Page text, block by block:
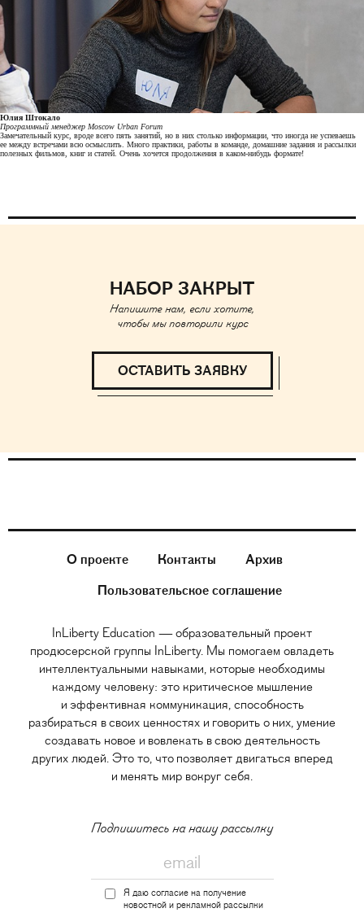
Юлия Штокало
Программный менеджер Moscow Urban Forum
Замечательный курс, вроде всего пять занятий, но в них столько информации, что иногда не успеваешь
ее между встречами всю осмыслить. Много практики, работы в команде, домашние задания и рассылки
полезных фильмов, книг и статей. Очень хочется продолжения в каком-нибудь формате!
НАБОР ЗАКРЫТ
Напишите нам, если хотите,
чтобы мы повторили курс
ОСТАВИТЬ ЗАЯВКУ
О проекте Контакты Архив
Пользовательское соглашение
InLiberty Education — образовательный проект
продюсерской группы InLiberty. Мы помогаем овладеть
интеллектуальными навыками, которые необходимы
каждому человеку: это критическое мышление
и эффективная коммуникация, способность
разбираться в своих ценностях и говорить о них, умение
создавать новое и вовлекать в свою деятельность
других людей. Это то, что позволяет двигаться вперед
и менять мир вокруг себя.
Подпишитесь на нашу рассылку
Я даю согласие на получение
новостной и рекламной рассылки